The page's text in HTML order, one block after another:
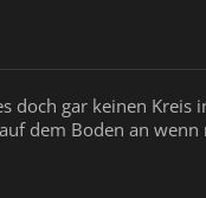
doch gar keinen Kreis
dem Boden an wenn